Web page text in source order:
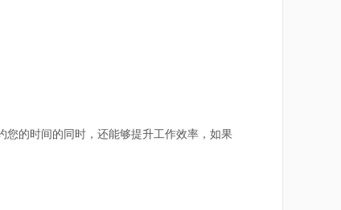
的时间的同时，还能够提升工作效率，如果